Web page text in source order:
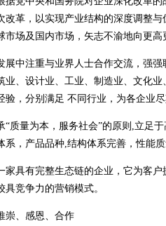
改革，以实现产业结构的深度调整
市场及国内市场，矢志不渝地向更高
展中注重与业界人士合作交流，强
业、设计业、工业、制造业、文化
验，分别满足 不同行业，为各企业
质量为本，服务社会”的原则,立足
，产品品种,结构体系完善，性能质
家具有完整生态链的企业，它为客
竞争力的营销模式。
崇、感恩、合作